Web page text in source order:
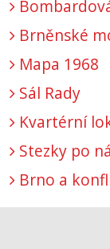
Brněnské
Mapa 1968
Sál Rady
Kvartérní
Stezky po
Brno a